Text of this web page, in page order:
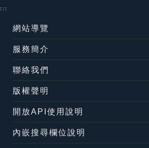
:::
網站導覽
服務簡介
聯絡我們
版權聲明
開放API使用說明
內嵌搜尋欄位說明